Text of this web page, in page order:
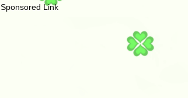
Sponsored Link